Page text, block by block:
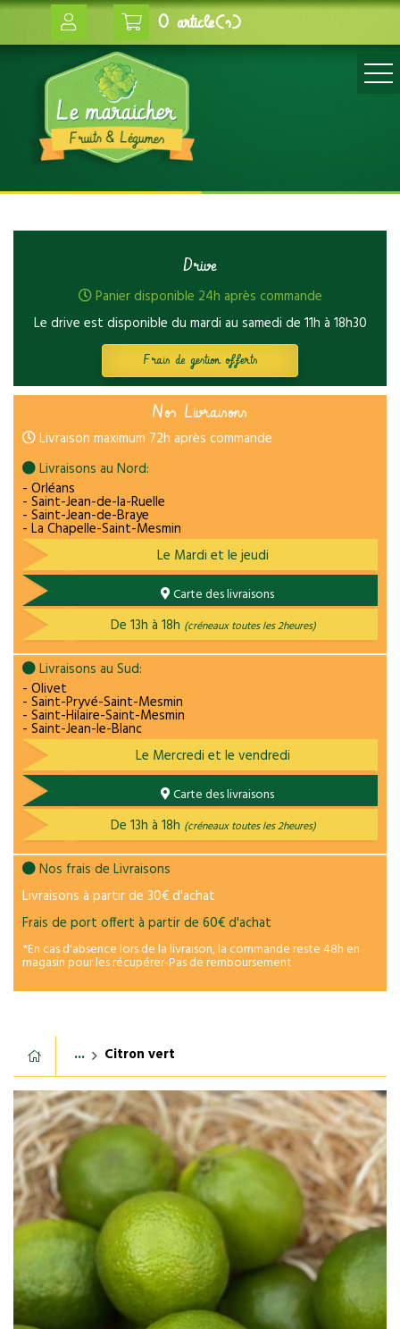
0 article(s)
Drive
Panier disponible 24h après commande
Le drive est disponible du mardi au samedi de 11h à 18h30
Frais de gestion offerts
Nos Livraisons
Livraison maximum 72h après commande
Livraisons au Nord:
- Orléans
- Saint-Jean-de-la-Ruelle
- Saint-Jean-de-Braye
- La Chapelle-Saint-Mesmin
Le Mardi et le jeudi
Carte des livraisons
De 13h à 18h (créneaux toutes les 2heures)
Livraisons au Sud:
- Olivet
- Saint-Pryvé-Saint-Mesmin
- Saint-Hilaire-Saint-Mesmin
- Saint-Jean-le-Blanc
Le Mercredi et le vendredi
Carte des livraisons
De 13h à 18h (créneaux toutes les 2heures)
Nos frais de Livraisons
Livraisons à partir de 30€ d'achat
Frais de port offert à partir de 60€ d'achat
*En cas d'absence lors de la livraison, la commande reste 48h en
magasin pour les récupérer-Pas de remboursement
... Citron vert